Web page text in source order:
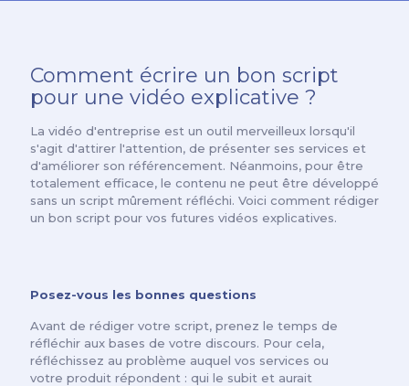
Comment écrire un bon script
pour une vidéo explicative ?
La vidéo d'entreprise est un outil merveilleux lorsqu'il
s'agit d'attirer l'attention, de présenter ses services et
d'améliorer son référencement. Néanmoins, pour être
totalement efficace, le contenu ne peut être développé
sans un script mûrement réfléchi. Voici comment rédiger
un bon script pour vos futures vidéos explicatives.
Posez-vous les bonnes questions
Avant de rédiger votre script, prenez le temps de
réfléchir aux bases de votre discours. Pour cela,
réfléchissez au problème auquel vos services ou
votre produit répondent : qui le subit et aurait